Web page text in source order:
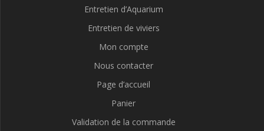
Entretien d’Aquarium
Entretien de viviers
Mon compte
Nous contacter
Page d’accueil
Panier
Validation de la commande